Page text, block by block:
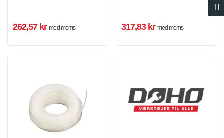
262,57 kr med moms 317,83 kr med moms